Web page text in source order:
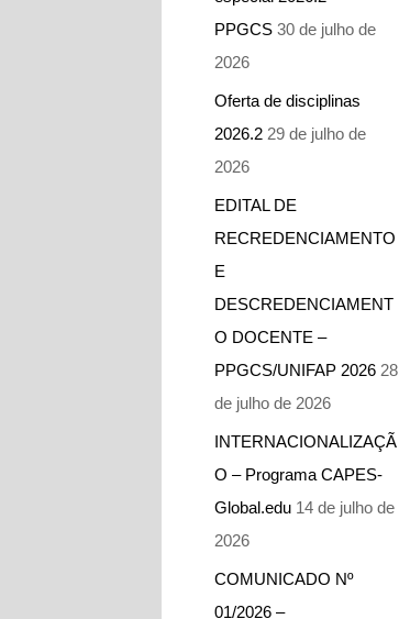
PPGCS 30 de julho de
2026
Oferta de disciplinas
2026.2 29 de julho de
2026
EDITAL DE
RECREDENCIAMENTO
E
DESCREDENCIAMENT
O DOCENTE –
PPGCS/UNIFAP 2026 28
de julho de 2026
INTERNACIONALIZAÇÃ
O – Programa CAPES-
Global.edu 14 de julho de
2026
COMUNICADO Nº
01/2026 –